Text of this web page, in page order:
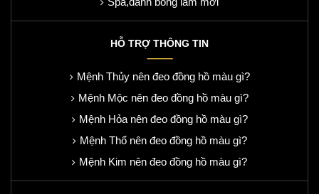
HỖ TRỢ THÔNG TIN
Mệnh Thủy nên đeo đồng hồ màu gì?
Mệnh Mộc nên đeo đồng hồ màu gì?
Mệnh Hỏa nên đeo đồng hồ màu gì?
Mệnh Thổ nên đeo đồng hồ màu gì?
Mệnh Kim nên đeo đồng hồ màu gì?